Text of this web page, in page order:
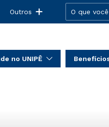
Outros
no UNIPÊ